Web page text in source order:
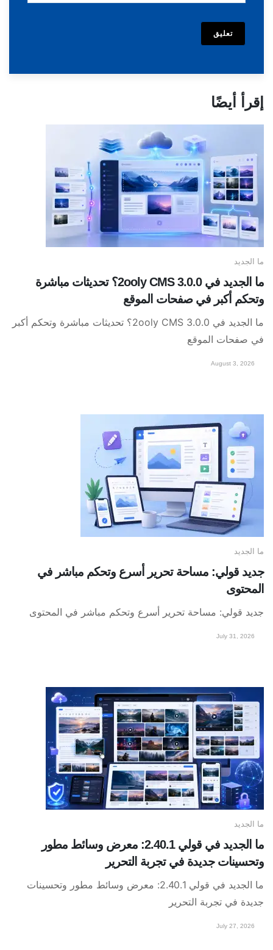
تعليق
إقرأ أيضًا
ما الجديد
ما الجديد في 2ooly CMS 3.0.0؟ تحديثات مباشرة
وتحكم أكبر في صفحات الموقع
ما الجديد في 2ooly CMS 3.0.0؟ تحديثات مباشرة وتحكم أكبر
في صفحات الموقع
August 3, 2026
ما الجديد
جديد قولي: مساحة تحرير أسرع وتحكم مباشر في
المحتوى
جديد قولي: مساحة تحرير أسرع وتحكم مباشر في المحتوى
July 31, 2026
ما الجديد
ما الجديد في قولي 2.40.1: معرض وسائط مطور
وتحسينات جديدة في تجربة التحرير
ما الجديد في قولي 2.40.1: معرض وسائط مطور وتحسينات
جديدة في تجربة التحرير
July 27, 2026